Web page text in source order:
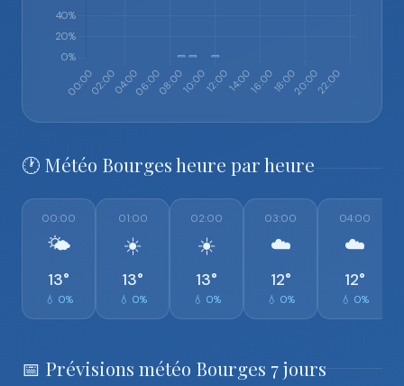
🕐 Météo Bourges heure par heure
00:00
🌤️
13°
💧 0%
01:00
☀️
13°
💧 0%
02:00
☀️
13°
💧 0%
03:00
☁️
12°
💧 0%
04:00
☁️
12°
💧 0%
📅 Prévisions météo Bourges 7 jours